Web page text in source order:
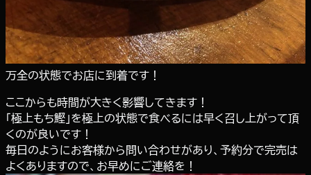
万全の状態でお店に到着です！
ここからも時間が大きく影響してきます！
「極上もち鰹」を極上の状態で食べるには早く召し上がって頂
くのが良いです！
毎日のようにお客様から問い合わせがあり、予約分で完売は
よくありますので、お早めにご連絡を！